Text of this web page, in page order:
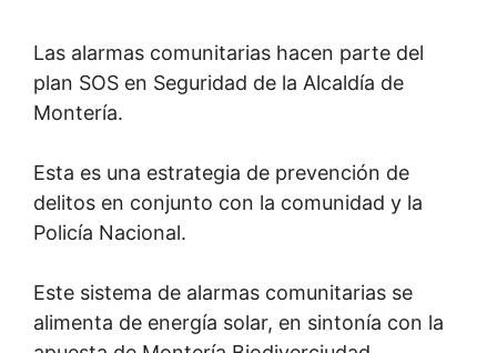
Las alarmas comunitarias hacen parte del
plan SOS en Seguridad de la Alcaldía de
Montería.
Esta es una estrategia de prevención de
delitos en conjunto con la comunidad y la
Policía Nacional.
Este sistema de alarmas comunitarias se
alimenta de energía solar, en sintonía con la